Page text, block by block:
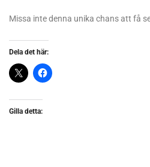
Missa inte denna unika chans att få
Dela det här:
Gilla detta: